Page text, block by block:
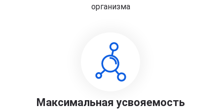
организма
Максимальная усвояемость